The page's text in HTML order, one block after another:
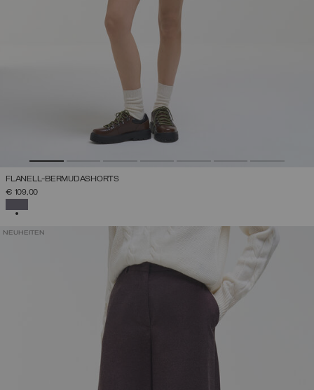
FLANELL-BERMUDASHORTS
€ 109,00
NEUHEITEN